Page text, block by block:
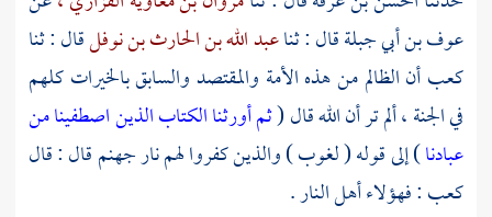
عوف بن أبي جبلةقال : ثناعبد الله بن الحارث بن نوفلقال : ثنا
كعبأن الظالم من هذه الأمة والمقتصد والسابق بالخيرات كلهم
في الجنة ، ألم تر أن الله قال (ثم أورثنا الكتاب الذين اصطفينا من
عبادنا) إلى قوله ( لغوب ) والذين كفروا لهم نار جهنم قال : قال
كعب: فهؤلاء أهل النار .